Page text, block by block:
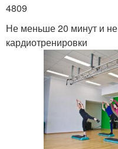
4809
Не меньше 20 минут и
кардиотренировки